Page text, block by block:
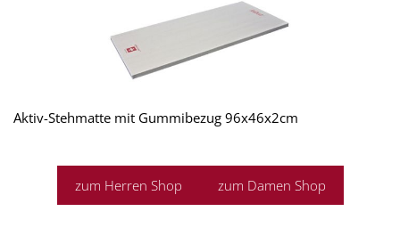
Aktiv-Stehmatte mit Gummibezug 96x46x2cm
zum Herren Shop zum Damen Shop